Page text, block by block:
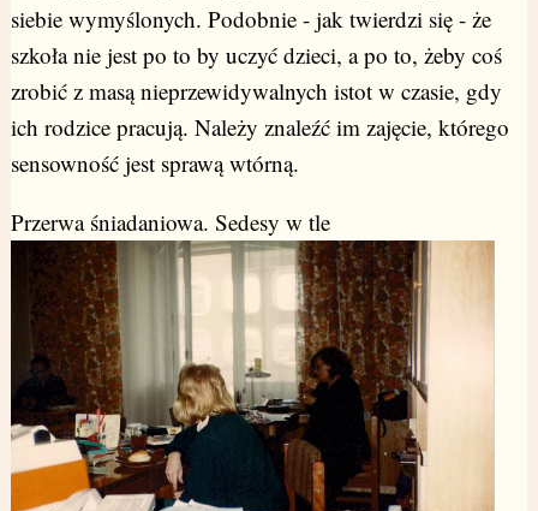
siebie wymyślonych. Podobnie - jak twierdzi się - że
szkoła nie jest po to by uczyć dzieci, a po to, żeby coś
zrobić z masą nieprzewidywalnych istot w czasie, gdy
ich rodzice pracują. Należy znaleźć im zajęcie, którego
sensowność jest sprawą wtórną.
Przerwa śniadaniowa. Sedesy w tle